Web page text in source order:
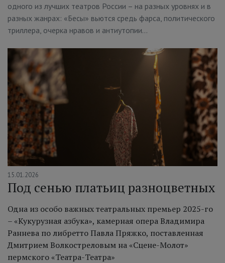
одного из лучших театров России – на разных уровнях и в
разных жанрах: «Бесы» вьются средь фарса, политического
триллера, очерка нравов и антиутопии…
15.01.2026
Под сенью платьиц разноцветных
Одна из особо важных театральных премьер 2025-го
– «Кукурузная азбука», камерная опера Владимира
Раннева по либретто Павла Пряжко, поставленная
Дмитрием Волкостреловым на «Сцене-Молот»
пермского «Театра-Театра»